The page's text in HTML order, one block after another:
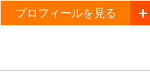
プロフィールを見る